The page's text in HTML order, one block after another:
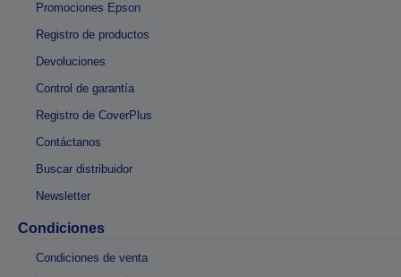
Promociones Epson
Registro de productos
Devoluciones
Control de garantía
Registro de CoverPlus
Contáctanos
Buscar distribuidor
Newsletter
Condiciones
Condiciones de venta